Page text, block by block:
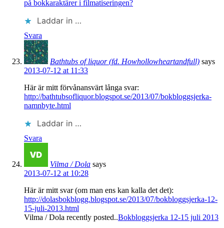
på bokkaraktärer i filmatiseringen?
Laddar in …
Svara
Bathtubs of liquor (fd. Howhollowheartandfull) says
2013-07-12 at 11:33
Här är mitt förvånansvärt långa svar:
http://bathtubsofliquor.blogspot.se/2013/07/bokbloggsjerka-
namnbyte.html
Laddar in …
Svara
Vilma / Dola says
2013-07-12 at 10:28
Här är mitt svar (om man ens kan kalla det det):
http://dolasbokblogg.blogspot.se/2013/07/bokbloggsjerka-12-
15-juli-2013.html
Vilma / Dola recently posted..Bokbloggsjerka 12-15 juli 2013